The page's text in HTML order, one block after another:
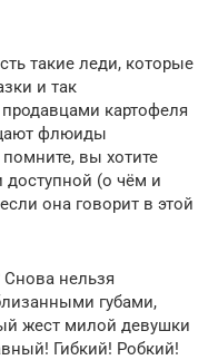
такие леди, которые
и так
картофеля
флюиды
вы хотите
(о чём и
она говорит в этой
Снова нельзя
губами,
жест милой девушки
Гибкий! Робкий!